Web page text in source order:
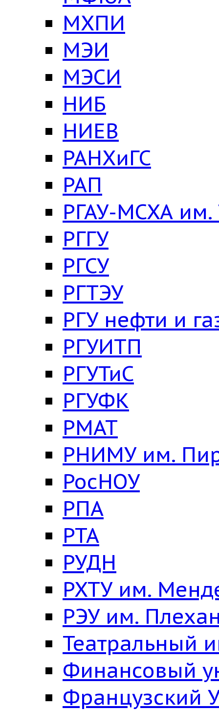
МХПИ
МЭИ
МЭСИ
НИБ
НИЕВ
РАНХиГС
РАП
РГАУ-МСХА им.
РГГУ
РГСУ
РГТЭУ
РГУ нефти и
РГУИТП
РГУТиС
РГУФК
РМАТ
РНИМУ им.
РосНОУ
РПА
РТА
РУДН
РХТУ им.
РЭУ им.
Театральный
Финансовый
Французский